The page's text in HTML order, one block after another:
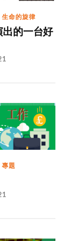
生命的旋律
出的一台好
專題